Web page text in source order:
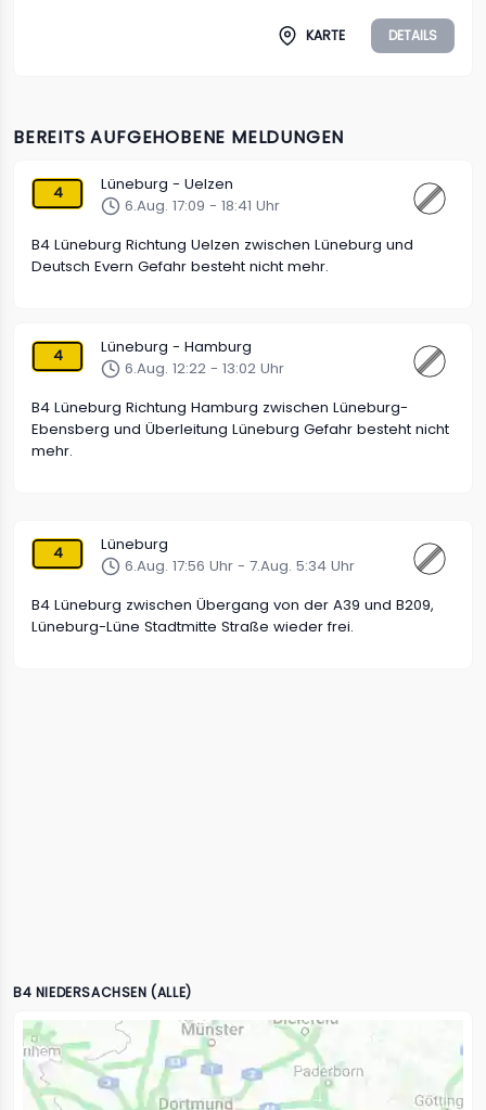
KARTE DETAILS
BEREITS AUFGEHOBENE MELDUNGEN
4
Lüneburg - Uelzen
6.Aug. 17:09 - 18:41 Uhr
B4 Lüneburg Richtung Uelzen zwischen Lüneburg und
Deutsch Evern Gefahr besteht nicht mehr.
4
Lüneburg - Hamburg
6.Aug. 12:22 - 13:02 Uhr
B4 Lüneburg Richtung Hamburg zwischen Lüneburg-
Ebensberg und Überleitung Lüneburg Gefahr besteht nicht
mehr.
4
Lüneburg
6.Aug. 17:56 Uhr - 7.Aug. 5:34 Uhr
B4 Lüneburg zwischen Übergang von der A39 und B209,
Lüneburg-Lüne Stadtmitte Straße wieder frei.
B4 NIEDERSACHSEN (ALLE)